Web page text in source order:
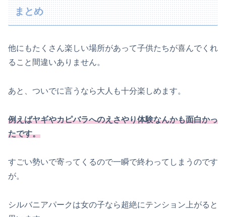
まとめ
他にもたくさん楽しい場所があって子供たちが喜んでくれ
ること間違いありません。
あと、ついでに言うなら大人も十分楽しめます。
例えばヤギやカピバラへのえさやり体験なんかも面白かっ
たです。
すごい勢いで寄ってくるので一瞬で終わってしまうのです
が。
シルバニアパークは女の子なら超絶にテンション上がると